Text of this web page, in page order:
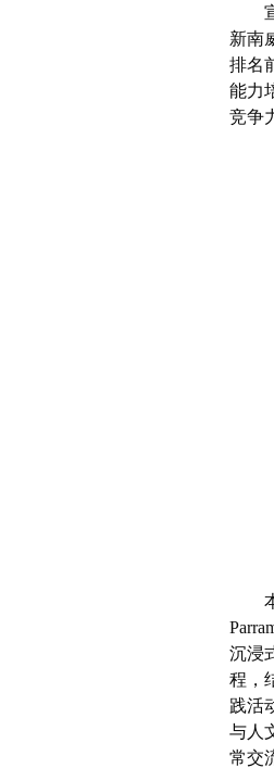
新南
排名
能力
竞争
沉浸
程，
践活
与人
常交